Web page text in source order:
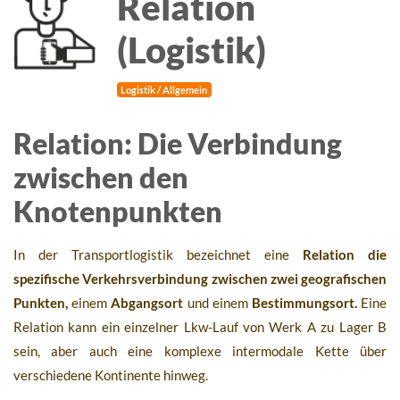
(Logistik)
Logistik / Allgemein
Relation: Die Verbindung
zwischen den
Knotenpunkten
In der Transportlogistik bezeichnet eine Relation die
spezifische Verkehrsverbindung zwischen zwei geografischen
Punkten, einemAbgangsort und einem Bestimmungsort.Eine
Relation kann ein einzelner Lkw-Lauf von Werk A zu Lager B
sein, aber auch eine komplexe intermodale Kette über
verschiedene Kontinente hinweg.